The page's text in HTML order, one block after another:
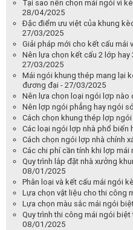
Tại sao nên chọn mái ngói vì
28/04/2025
Đặc điểm ưu việt của khung
27/03/2025
Giải pháp mới cho kết cấu mái
Nên lựa chọn kết cấu 2 lớp
27/03/2025
Mái ngói khung thép mang lại
đương đại - 27/03/2025
Nên lựa chọn loại ngói lợp nào
Nên lợp ngói phẳng hay ngói
Cách chọn khung thép lợp
Các loại ngói lợp nhà phổ biến
Cách chọn ngói lợp nhà chính
Các chi phí cần tính khi lợp
Quy trình lắp đặt nhà xưởng
08/01/2025
Phân loại và kết cấu mái ngói
Lựa chọn vật liệu cho thi công
Lựa chọn màu sắc mái ngói
Quy trình thi công mái ngói
08/01/2025